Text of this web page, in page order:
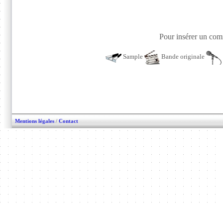
Pour insérer un
Sample Bande originale
Mentions légales / Contact